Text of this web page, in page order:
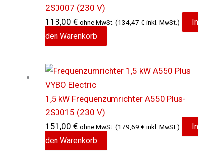
2S0007 (230 V)
113,00 € ohne MwSt. (134,47 € inkl. MwSt.)
In
den Warenkorb
1,5 kW Frequenzumrichter A550 Plus-
2S0015 (230 V)
151,00 € ohne MwSt. (179,69 € inkl. MwSt.)
In
den Warenkorb